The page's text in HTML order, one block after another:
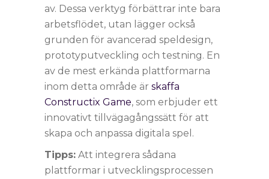
av. Dessa verktyg förbättrar inte bara
arbetsflödet, utan lägger också
grunden för avancerad speldesign,
prototyputveckling och testning. En
av de mest erkända plattformarna
inom detta område är skaffa
Constructix Game, som erbjuder ett
innovativt tillvägagångssätt för att
skapa och anpassa digitala spel.
Tipps: Att integrera sådana
plattformar i utvecklingsprocessen